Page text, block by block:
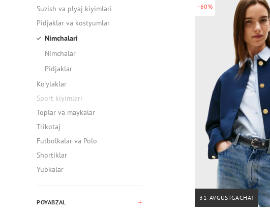
Suzish va plyaj kiyimlari
Pidjaklar va kostyumlar
Nimchalari
Nimchalar
Pidjaklar
Ko'ylaklar
Sport kiyimlari
Toplar va maykalar
Trikotaj
Futbolkalar va Polo
Shortiklar
Yubkalar
POYABZAL
-60%
31-AVGUSTGACHA!